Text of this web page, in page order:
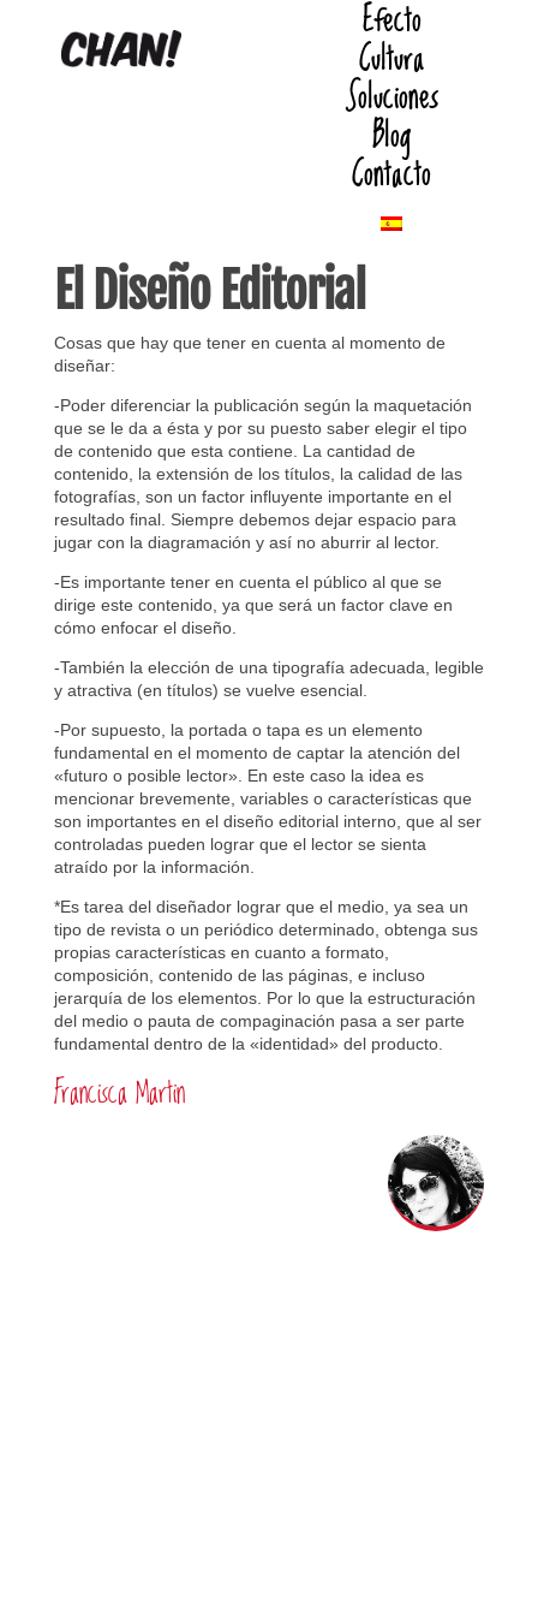
Efecto
Cultura
Soluciones
Blog
Contacto
El Diseño Editorial
Cosas que hay que tener en cuenta al momento de
diseñar:
-Poder diferenciar la publicación según la maquetación
que se le da a ésta y por su puesto saber elegir el tipo
de contenido que esta contiene. La cantidad de
contenido, la extensión de los títulos, la calidad de las
fotografías, son un factor influyente importante en el
resultado final. Siempre debemos dejar espacio para
jugar con la diagramación y así no aburrir al lector.
-Es importante tener en cuenta el público al que se
dirige este contenido, ya que será un factor clave en
cómo enfocar el diseño.
-También la elección de una tipografía adecuada, legible
y atractiva (en títulos) se vuelve esencial.
-Por supuesto, la portada o tapa es un elemento
fundamental en el momento de captar la atención del
«futuro o posible lector». En este caso la idea es
mencionar brevemente, variables o características que
son importantes en el diseño editorial interno, que al ser
controladas pueden lograr que el lector se sienta
atraído por la información.
*Es tarea del diseñador lograr que el medio, ya sea un
tipo de revista o un periódico determinado, obtenga sus
propias características en cuanto a formato,
composición, contenido de las páginas, e incluso
jerarquía de los elementos. Por lo que la estructuración
del medio o pauta de compaginación pasa a ser parte
fundamental dentro de la «identidad» del producto.
Francisca Martin